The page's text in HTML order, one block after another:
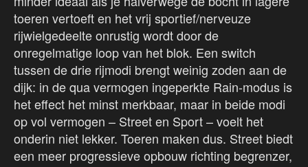
toeren vertoeft en het vrij sportief/nerveuze
rijwielgedeelte onrustig wordt door de
onregelmatige loop van het blok. Een switch
tussen de drie rijmodi brengt weinig zoden aan de
dijk: in de qua vermogen ingeperkte Rain-modus is
het effect het minst merkbaar, maar in beide modi
op vol vermogen – Street en Sport – voelt het
onderin niet lekker. Toeren maken dus. Street biedt
een meer progressieve opbouw richting begrenzer,